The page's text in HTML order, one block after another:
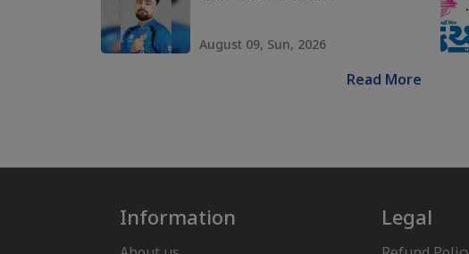
August 09, Sun, 2026
Read More
Information Legal